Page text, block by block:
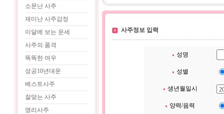
소문난 사주
재미난 사주감정
이달에 보는 운세
사주의 품격
똑똑한 여우
성공10년대운
베스트사주
잘맞는 사주
명리사주
사주정보 입력
성명
성별
생년월일시
양력/음력